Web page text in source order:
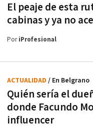
El peaje de esta
cabinas y ya no
PoriProfesional
Quién sería el
donde Facundo
influencer
ACTUALIDAD / En Belgrano